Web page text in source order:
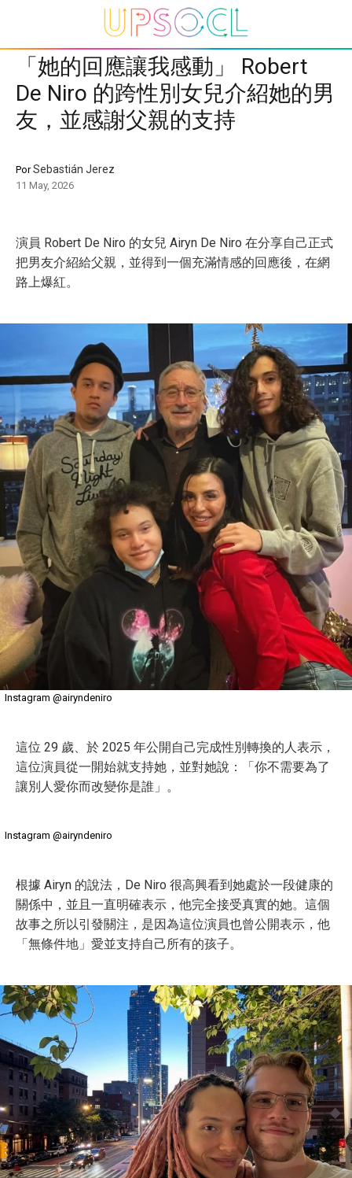
「她的回應讓我感動」 Robert
De Niro 的跨性別女兒介紹她的男
友，並感謝父親的支持
PorSebastián Jerez
11 May, 2026
演員 Robert De Niro 的女兒 Airyn De Niro 在分享自己正式
把男友介紹給父親，並得到一個充滿情感的回應後，在網
路上爆紅。
Instagram @airyndeniro
這位 29 歲、於 2025 年公開自己完成性別轉換的人表示，
這位演員從一開始就支持她，並對她說：「你不需要為了
讓別人愛你而改變你是誰」。
Instagram @airyndeniro
根據 Airyn 的說法，De Niro 很高興看到她處於一段健康的
關係中，並且一直明確表示，他完全接受真實的她。這個
故事之所以引發關注，是因為這位演員也曾公開表示，他
「無條件地」愛並支持自己所有的孩子。